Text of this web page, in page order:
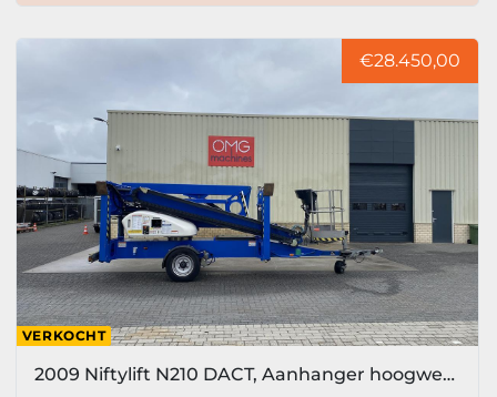
€28.450,00
VERKOCHT
2009 Niftylift N210 DACT, Aanhanger hoogwerker, 21 meter